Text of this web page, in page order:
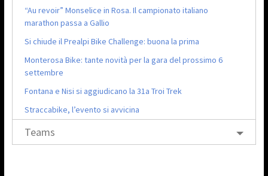
“Au revoir” Monselice in Rosa. Il campionato italiano
marathon passa a Gallio
Si chiude il Prealpi Bike Challenge: buona la prima
Monterosa Bike: tante novità per la gara del prossimo 6
settembre
Fontana e Nisi si aggiudicano la 31a Troi Trek
Straccabike, l’evento si avvicina
Teams